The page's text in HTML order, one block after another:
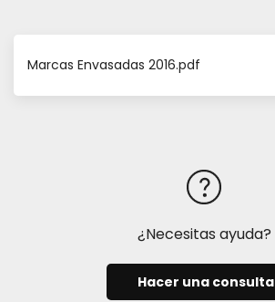
Marcas Envasadas 2016.pdf
¿Necesitas ayuda?
Hacer una consulta